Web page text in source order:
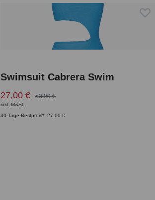
Swimsuit Cabrera Swim
27,00 € 53,99 €
inkl. MwSt.
30-Tage-Bestpreis*: 27,00 €